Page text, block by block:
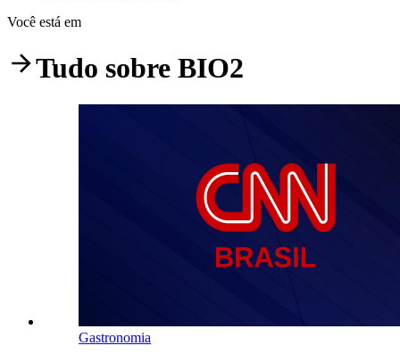
Você está em
Tudo sobre BIO2
Gastronomia